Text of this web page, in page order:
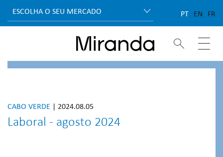
ESCOLHA O SEU MERCADO PT EN FR
 
CABO VERDE | 2024.08.05
Laboral - agosto 2024